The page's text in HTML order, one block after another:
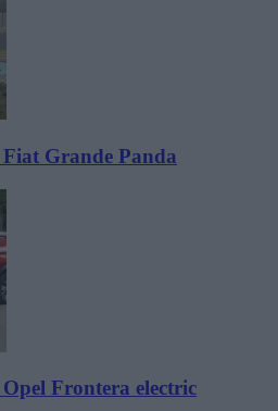
Grande Panda
Frontera electric